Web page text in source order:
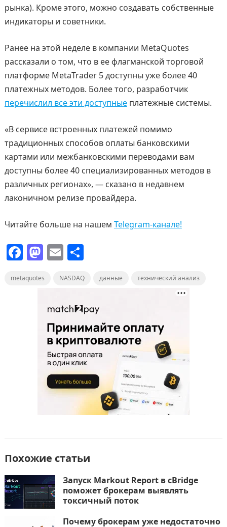
рынка). Кроме этого, можно создавать собственные
индикаторы и советники.
Ранее на этой неделе в компании MetaQuotes
рассказали о том, что в ее флагманской торговой
платформе MetaTrader 5 доступны уже более 40
платежных методов. Более того, разработчик
перечислил все эти доступныеплатежные системы.
«В сервисе встроенных платежей помимо
традиционных способов оплаты банковскими
картами или межбанковскими переводами вам
доступны более 40 специализированных методов в
различных регионах», — сказано в недавнем
лаконичном релизе провайдера.
Читайте больше на нашем Telegram-канале!
F
c
M
st
d
o
n
E
ai
О
п
а
в
и
т
ь
metaquotes NASDAQ данные технический анализ
Похожие статьи
Запуск Markout Report в cBridge
поможет брокерам выявлять
токсичный поток
Почему брокерам уже недостаточно